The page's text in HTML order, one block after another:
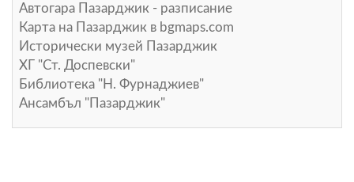
Автогара Пазарджик - разписание
Карта на Пазарджик в bgmaps.com
Исторически музей Пазарджик
ХГ "Ст. Доспевски"
Библиотека "Н. Фурнаджиев"
Ансамбъл "Пазарджик"